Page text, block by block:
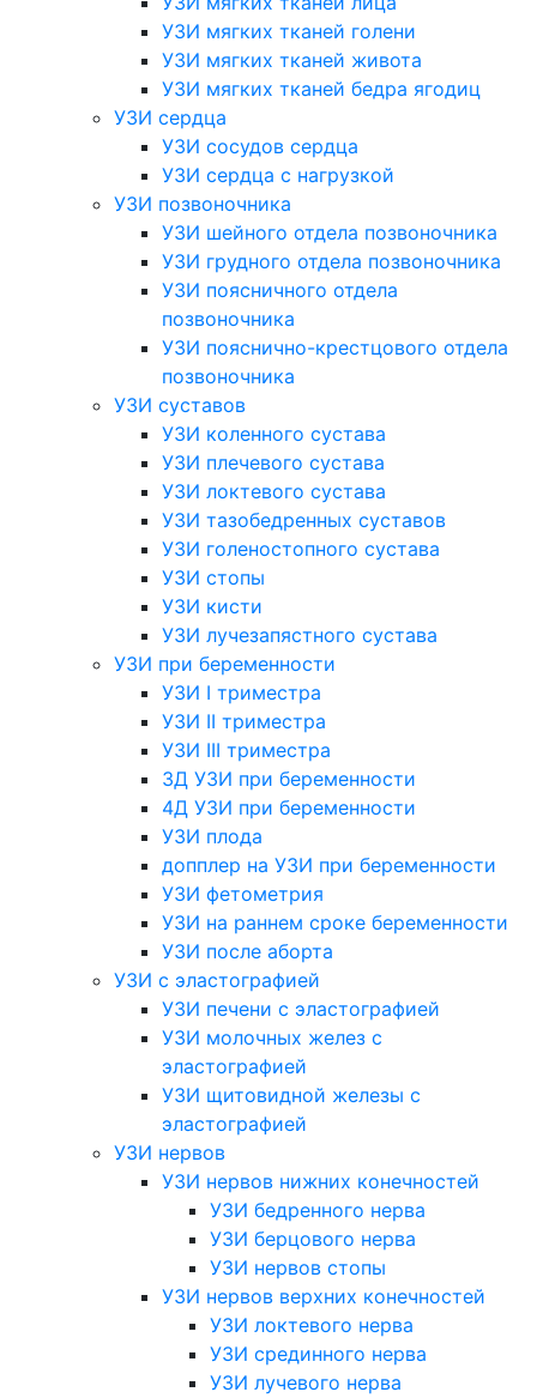
УЗИ мягких тканей голени
УЗИ мягких тканей живота
УЗИ мягких тканей бедра ягодиц
УЗИ сердца
УЗИ сосудов сердца
УЗИ сердца с нагрузкой
УЗИ позвоночника
УЗИ шейного отдела позвоночника
УЗИ грудного отдела позвоночника
УЗИ поясничного отдела
позвоночника
УЗИ пояснично-крестцового отдела
позвоночника
УЗИ суставов
УЗИ коленного сустава
УЗИ плечевого сустава
УЗИ локтевого сустава
УЗИ тазобедренных суставов
УЗИ голеностопного сустава
УЗИ стопы
УЗИ кисти
УЗИ лучезапястного сустава
УЗИ при беременности
УЗИ I триместра
УЗИ II триместра
УЗИ III триместра
3Д УЗИ при беременности
4Д УЗИ при беременности
УЗИ плода
допплер на УЗИ при беременности
УЗИ фетометрия
УЗИ на раннем сроке беременности
УЗИ после аборта
УЗИ с эластографией
УЗИ печени с эластографией
УЗИ молочных желез с
эластографией
УЗИ щитовидной железы с
эластографией
УЗИ нервов
УЗИ нервов нижних конечностей
УЗИ бедренного нерва
УЗИ берцового нерва
УЗИ нервов стопы
УЗИ нервов верхних конечностей
УЗИ локтевого нерва
УЗИ срединного нерва
УЗИ лучевого нерва